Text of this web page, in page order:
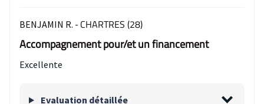
BENJAMIN R. - CHARTRES (28)
Accompagnement pour/et un financement
Excellente
Evaluation détaillée